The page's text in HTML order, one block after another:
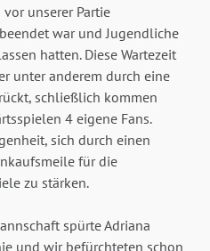
unserer Partie
war und Jugendliche
hatten. Diese Wartezeit
unter anderem durch eine
schließlich kommen
4 eigene Fans.
sich durch einen
für die
zu stärken.
spürte Adriana
und wir befürchteten schon